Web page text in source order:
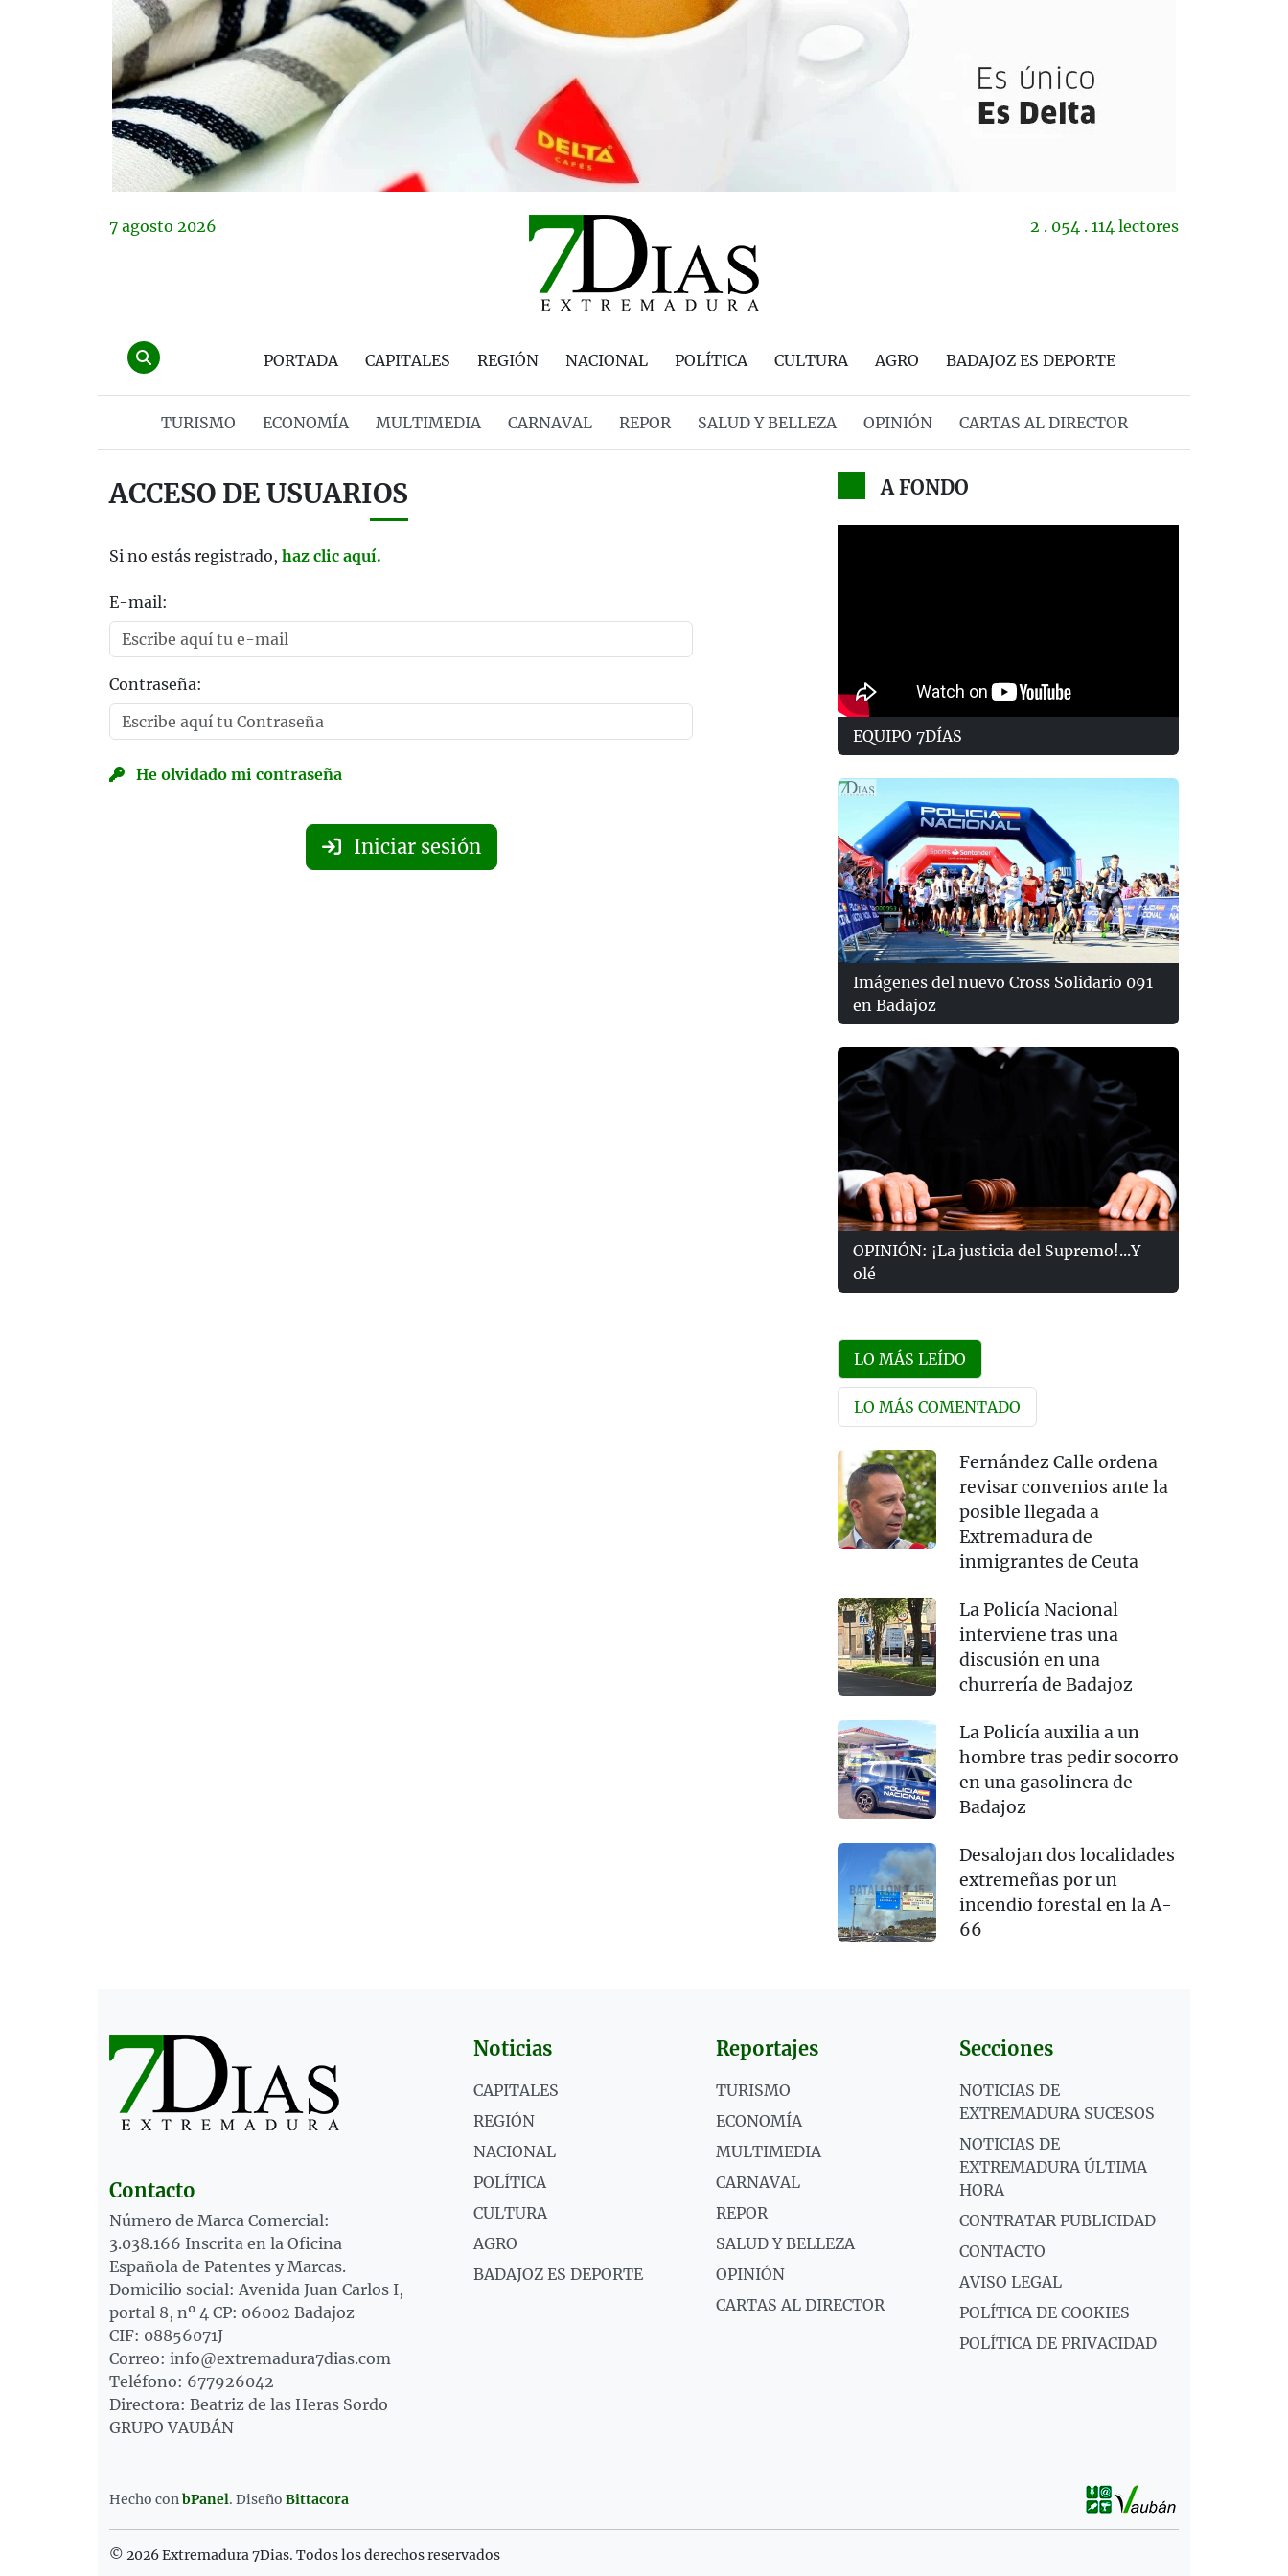
7 agosto 2026 2 . 054 . 114 lectores
PORTADA CAPITALES REGIÓN NACIONAL POLÍTICA CULTURA AGRO BADAJOZ ES DEPORTE
TURISMO ECONOMÍA MULTIMEDIA CARNAVAL REPOR SALUD Y BELLEZA OPINIÓN CARTAS AL DIRECTOR
ACCESO DE USUARIOS
Si no estás registrado, haz clic aquí.
E-mail:
Contraseña:
He olvidado mi contraseña
Iniciar sesión
A FONDO
EQUIPO 7DÍAS
Imágenes del nuevo Cross Solidario 091
en Badajoz
OPINIÓN: ¡La justicia del Supremo!...Y
olé
LO MÁS LEÍDO
LO MÁS COMENTADO
Fernández Calle ordena
revisar convenios ante la
posible llegada a
Extremadura de
inmigrantes de Ceuta
La Policía Nacional
interviene tras una
discusión en una
churrería de Badajoz
La Policía auxilia a un
hombre tras pedir socorro
en una gasolinera de
Badajoz
Desalojan dos localidades
extremeñas por un
incendio forestal en la A-
66
Contacto
Número de Marca Comercial:
3.038.166 Inscrita en la Oficina
Española de Patentes y Marcas.
Domicilio social: Avenida Juan Carlos I,
portal 8, nº 4 CP: 06002 Badajoz
CIF: 08856071J
Correo: info@extremadura7dias.com
Teléfono: 677926042
Directora: Beatriz de las Heras Sordo
GRUPO VAUBÁN
Noticias
CAPITALES
REGIÓN
NACIONAL
POLÍTICA
CULTURA
AGRO
BADAJOZ ES DEPORTE
Reportajes
TURISMO
ECONOMÍA
MULTIMEDIA
CARNAVAL
REPOR
SALUD Y BELLEZA
OPINIÓN
CARTAS AL DIRECTOR
Secciones
NOTICIAS DE
EXTREMADURA SUCESOS
NOTICIAS DE
EXTREMADURA ÚLTIMA
HORA
CONTRATAR PUBLICIDAD
CONTACTO
AVISO LEGAL
POLÍTICA DE COOKIES
POLÍTICA DE PRIVACIDAD
Hecho con bPanel. Diseño Bittacora
© 2026 Extremadura 7Dias. Todos los derechos reservados